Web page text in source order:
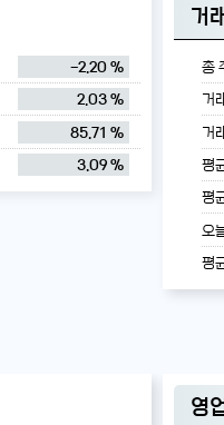
-2.20 %
2.03 %
85.71 %
3.09 %
거
총
거
거
평
평
오
평
영